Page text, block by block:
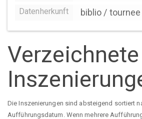
Datenherkunft biblio / tournee
Verzeichnete
Die Inszenierungen sind absteigend sortiert
Aufführungsdatum. Wenn mehrere